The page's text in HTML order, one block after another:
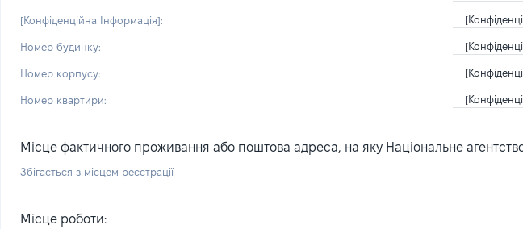
[Конфіденційна Інформація]:
Номер будинку:
Номер корпусу:
Номер квартири:
Місце фактичного проживання або поштова адреса, на яку Національне
Збігається з місцем реєстрації
Місце роботи: